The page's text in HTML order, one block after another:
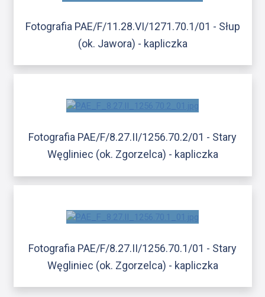
Fotografia PAE/F/11.28.VI/1271.70.1/01 - Słup
(ok. Jawora) - kapliczka
Fotografia PAE/F/8.27.II/1256.70.2/01 - Stary
Węgliniec (ok. Zgorzelca) - kapliczka
Fotografia PAE/F/8.27.II/1256.70.1/01 - Stary
Węgliniec (ok. Zgorzelca) - kapliczka